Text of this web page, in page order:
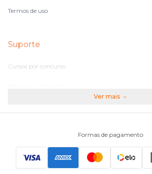
Termos de uso
Suporte
Cursos por concurso
Principais Concursos
Ver mais
Formas de pagamento